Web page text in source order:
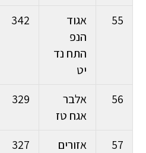
55
אגוד
הנפ
התח נד
יט
342
56
אלבר
אגח טז
329
57
אזורים
327